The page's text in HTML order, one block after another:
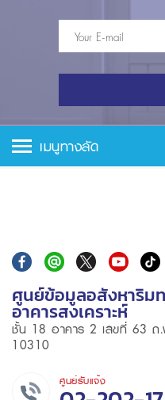
เมนูทางลัด
ศูนย์ข้อมูลอสังหาริม
อาคารสงเคราะห์
ชั้น 18 อาคาร 2 เลขที่ 63 ถ.
10310
ศูนย์รับแจ้ง